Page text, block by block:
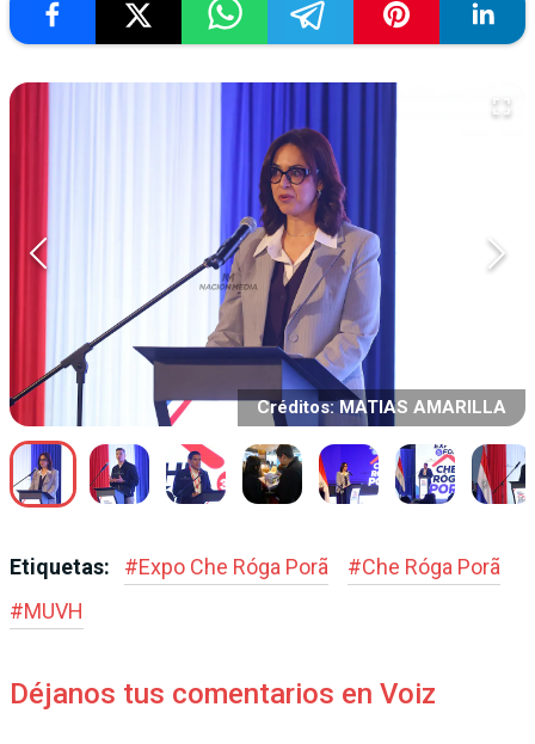
Créditos: MATIAS AMARILLA
Etiquetas: #Expo Che Róga Porã #Che Róga Porã
#MUVH
Déjanos tus comentarios en Voiz